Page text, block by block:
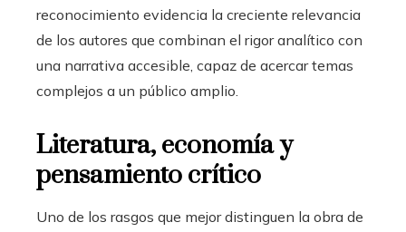
reconocimiento evidencia la creciente relevancia
de los autores que combinan el rigor analítico con
una narrativa accesible, capaz de acercar temas
complejos a un público amplio.
Literatura, economía y
pensamiento crítico
Uno de los rasgos que mejor distinguen la obra de